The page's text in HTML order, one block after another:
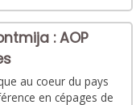
: AOP
au coeur du pays
en cépages de